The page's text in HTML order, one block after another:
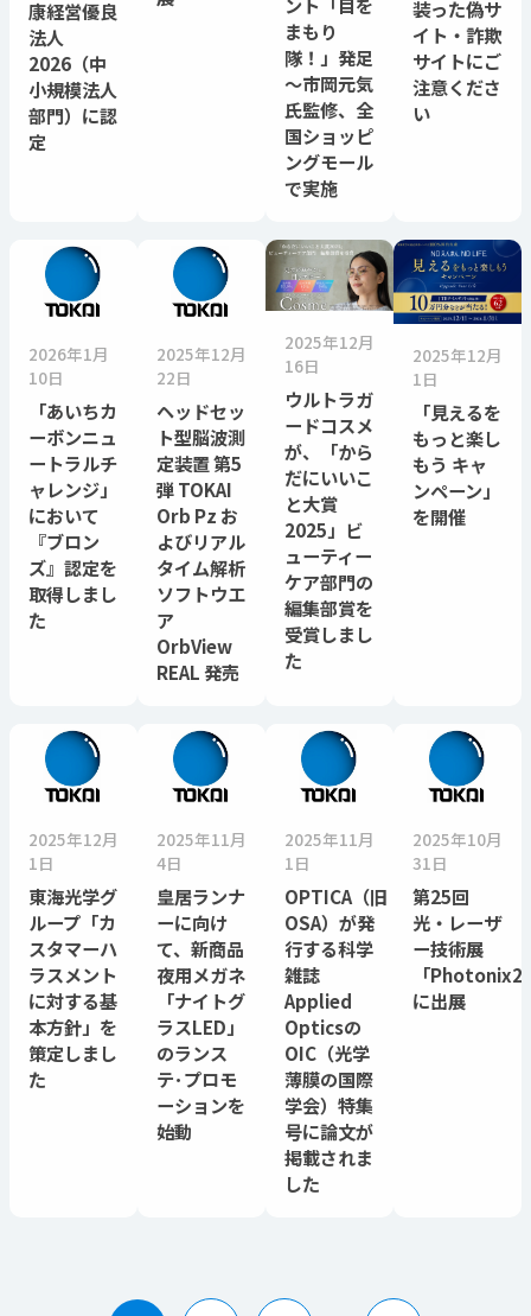
康経営優良
法人
2026（中
小規模法人
部門）に認
定
まもり
隊！」発足
～市岡元気
氏監修、全
国ショッピ
ングモール
で実施
装った偽サ
イト・詐欺
サイトにご
注意くださ
い
2026年1月
10日
「あいちカ
ーボンニュ
ートラルチ
ャレンジ」
において
『ブロン
ズ』認定を
取得しまし
た
2025年12月
22日
ヘッドセッ
ト型脳波測
定装置 第5
弾 TOKAI
Orb Pz お
よびリアル
タイム解析
ソフトウエ
ア
OrbView
REAL 発売
2025年12月
16日
ウルトラガ
ードコスメ
が、「から
だにいいこ
と大賞
2025」ビ
ューティー
ケア部門の
編集部賞を
受賞しまし
た
2025年12月
1日
「見えるを
もっと楽し
もう キャ
ンペーン」
を開催
2025年12月
1日
東海光学グ
ループ「カ
スタマーハ
ラスメント
に対する基
本方針」を
策定しまし
た
2025年11月
4日
皇居ランナ
ーに向け
て、新商品
夜用メガネ
「ナイトグ
ラスLED」
のランス
テ･プロモ
ーションを
始動
2025年11月
1日
OPTICA（旧
OSA）が発
行する科学
雑誌
Applied
Opticsの
OIC（光学
薄膜の国際
学会）特集
号に論文が
掲載されま
した
2025年10月
31日
第25回
光・レーザ
ー技術展
「
に出展